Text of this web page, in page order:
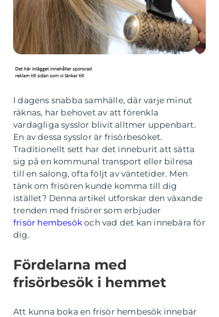
I dagens snabba samhälle, där varje minut
räknas, har behovet av att förenkla
vardagliga sysslor blivit alltmer uppenbart.
En av dessa sysslor är frisörbesöket.
Traditionellt sett har det inneburit att sätta
sig på en kommunal transport eller bilresa
till en salong, ofta följt av väntetider. Men
tänk om frisören kunde komma till dig
istället? Denna artikel utforskar den växande
trenden med frisörer som erbjuder
frisör hembesök och vad det kan innebära för
dig.
Fördelarna med
frisörbesök i hemmet
Att kunna boka en frisör hembesök innebär